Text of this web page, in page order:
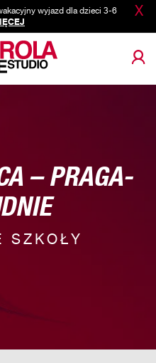
X
wyjazd dla dzieci 3-6
– PRAGA-
SZKOŁY